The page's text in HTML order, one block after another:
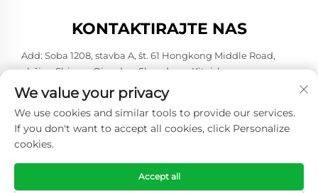
KONTAKTIRAJTE NAS
Add: Soba 1208, stavba A, št. 61 Hongkong Middle Road,
občina Shinan, Qingdao, Shandong, Kitajska
Tel:+86-53285879528
E-pošta:[email protected]
Avtorske pravice © 2026 Qingdao Harthn-ritune Corp., Ltd. Vse
pravice pridržane. -Politika zasebnosti
We value your privacy
We use cookies and similar tools to provide our services.
If you don't want to accept all cookies, click Personalize
cookies.
Accept all